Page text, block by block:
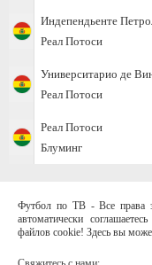
Индепендьенте
Реал Потоси
Университарио де
Реал Потоси
Реал Потоси
Блуминг
Футбол по ТВ - Все права
автоматически
файлов cookie! Здесь вы